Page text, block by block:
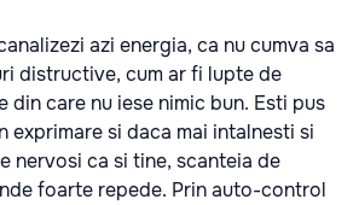
azi energia, ca nu cumva sa
distructive, cum ar fi lupte de
din care nu iese nimic bun. Esti pus
exprimare si daca mai intalnesti si
nervosi ca si tine, scanteia de
foarte repede. Prin auto-control